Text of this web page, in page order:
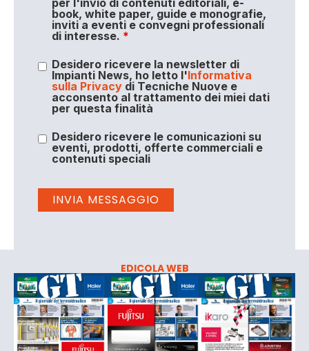
per l'invio di contenuti editoriali, e-
book, white paper, guide e monografie,
inviti a eventi e convegni professionali
di interesse. *
Desidero ricevere la newsletter di
Impianti News, ho letto l'Informativa
sulla Privacydi Tecniche Nuove e
acconsento al trattamento dei miei dati
per questa finalità
Desidero ricevere le comunicazioni su
eventi, prodotti, offerte commerciali e
contenuti speciali
EDICOLA WEB